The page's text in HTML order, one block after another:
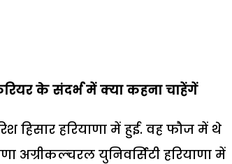
के संदर्भ में क्या कहना चाहेंगें
हिसार हरियाणा में हुई. वह फौज में थे
अग्रीकल्चरल युनिवर्सिटी हरियाणा में